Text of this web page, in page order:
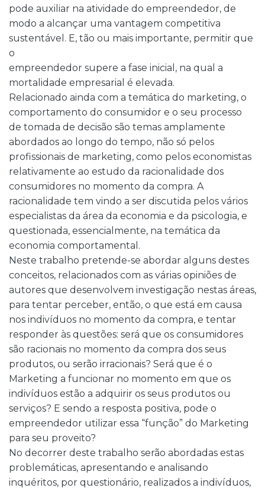
pode auxiliar na atividade do empreendedor, de
modo a alcançar uma vantagem competitiva
sustentável. E, tão ou mais importante, permitir que
o
empreendedor supere a fase inicial, na qual a
mortalidade empresarial é elevada.
Relacionado ainda com a temática do marketing, o
comportamento do consumidor e o seu processo
de tomada de decisão são temas amplamente
abordados ao longo do tempo, não só pelos
profissionais de marketing, como pelos economistas
relativamente ao estudo da racionalidade dos
consumidores no momento da compra. A
racionalidade tem vindo a ser discutida pelos vários
especialistas da área da economia e da psicologia, e
questionada, essencialmente, na temática da
economia comportamental.
Neste trabalho pretende-se abordar alguns destes
conceitos, relacionados com as várias opiniões de
autores que desenvolvem investigação nestas áreas,
para tentar perceber, então, o que está em causa
nos indivíduos no momento da compra, e tentar
responder às questões: será que os consumidores
são racionais no momento da compra dos seus
produtos, ou serão irracionais? Será que é o
Marketing a funcionar no momento em que os
indivíduos estão a adquirir os seus produtos ou
serviços? E sendo a resposta positiva, pode o
empreendedor utilizar essa “função” do Marketing
para seu proveito?
No decorrer deste trabalho serão abordadas estas
problemáticas, apresentando e analisando
inquéritos, por questionário, realizados a indivíduos,